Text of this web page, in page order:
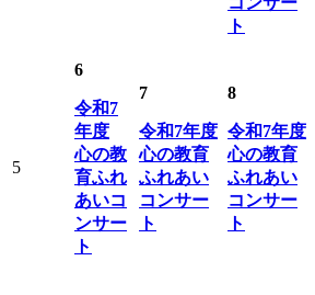
ト
5
6
令和7
年度
心の教
育ふれ
あいコ
ンサー
ト
7
令和7年度
心の教育
ふれあい
コンサー
ト
8
令和7年度
心の教育
ふれあい
コンサー
ト